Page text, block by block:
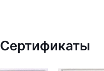
Сертификаты